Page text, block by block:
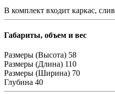
В комплект входит каркас, слив
Габариты, объем и вес
Размеры (Высота) 58
Размеры (Длина) 110
Размеры (Ширина) 70
Глубина 40